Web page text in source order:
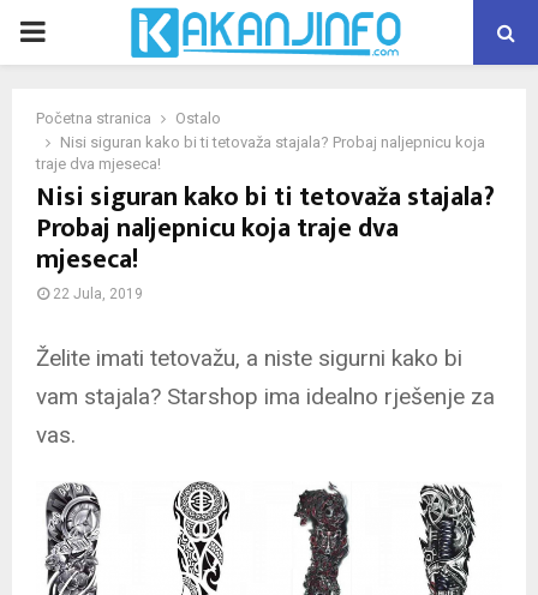
PRIMARY
Početna stranica
Ostalo
Nisi siguran kako bi ti tetovaža stajala? Probaj naljepnicu koja
traje dva mjeseca!
Nisi siguran kako bi ti tetovaža stajala?
Probaj naljepnicu koja traje dva
mjeseca!
22 Jula, 2019
Želite imati tetovažu, a niste sigurni kako bi
vam stajala? Starshop ima idealno rješenje za
vas.